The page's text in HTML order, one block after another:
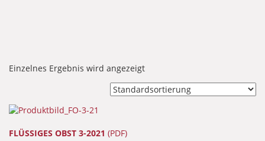
Einzelnes Ergebnis wird angezeigt
FLÜSSIGES OBST 3-2021 (PDF)